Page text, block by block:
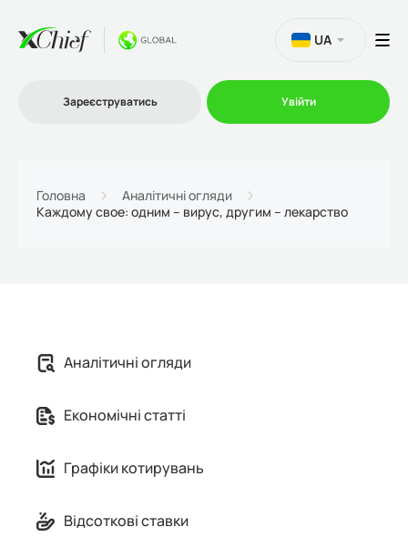
Партнерська програма
UA
Зареєструватись Увійти
Головна
Аналітичні огляди
Каждому свое: одним – вирус, другим – лекарство
Аналітичні огляди
Економічні статті
Графіки котирувань
Відсоткові ставки